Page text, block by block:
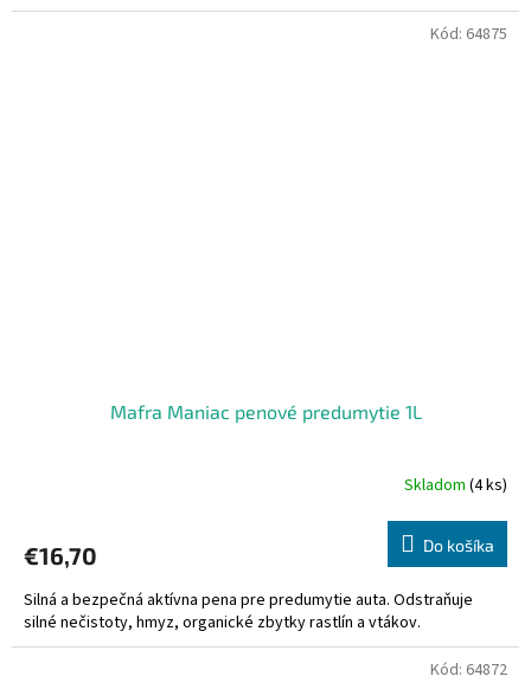
Mafra Maniac penové predumytie 1L
Skladom (4 ks)
€16,70 Do košíka
Silná a bezpečná aktívna pena pre predumytie auta. Odstraňuje
silné nečistoty, hmyz, organické zbytky rastlín a vtákov.
Kód: 64875
Kód: 64872